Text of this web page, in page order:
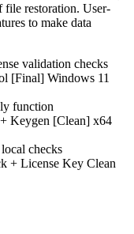
file restoration. User-
to make data
validation checks
[Final] Windows 11
function
Keygen [Clean] x64
checks
+ License Key Clean